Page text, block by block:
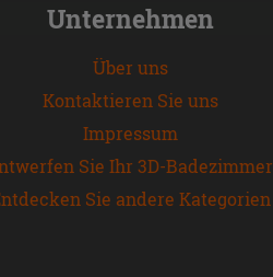
Unternehmen
Über uns
Kontaktieren Sie uns
Impressum
Sie Ihr 3D-Badezimmer
Sie andere Kategorien